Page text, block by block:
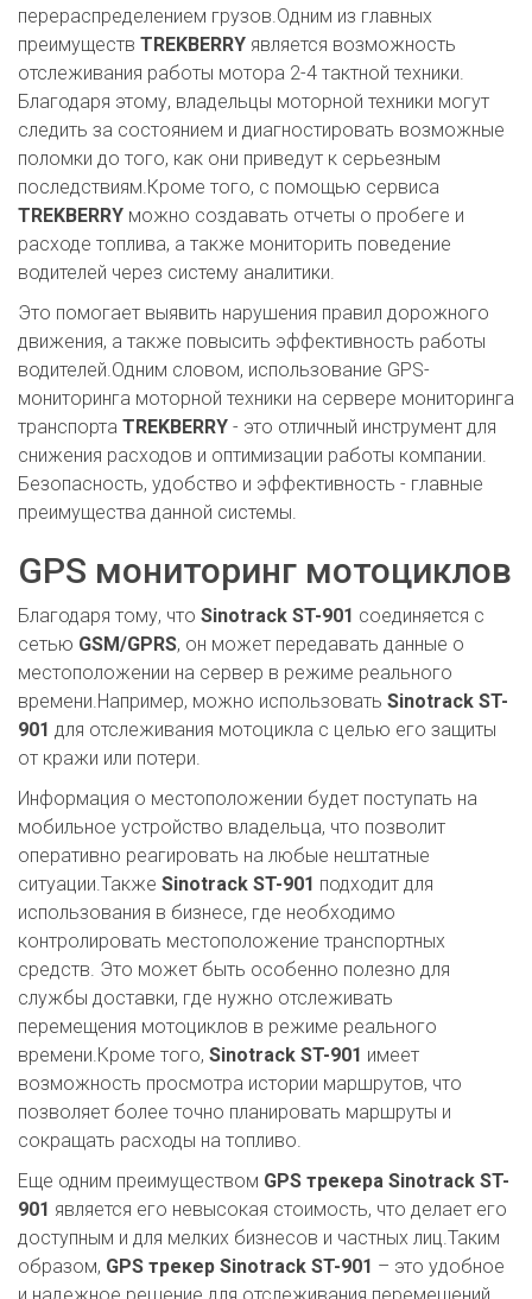
перераспределением грузов.Одним из главных
преимуществ TREKBERRY является возможность
отслеживания работы мотора 2-4 тактной техники.
Благодаря этому, владельцы моторной техники могут
следить за состоянием и диагностировать возможные
поломки до того, как они приведут к серьезным
последствиям.Кроме того, с помощью сервиса
TREKBERRY можно создавать отчеты о пробеге и
расходе топлива, а также мониторить поведение
водителей через систему аналитики.
Это помогает выявить нарушения правил дорожного
движения, а также повысить эффективность работы
водителей.Одним словом, использование GPS-
мониторинга моторной техники на сервере мониторинга
транспорта TREKBERRY - это отличный инструмент для
снижения расходов и оптимизации работы компании.
Безопасность, удобство и эффективность - главные
преимущества данной системы.
GPS мониторинг мотоциклов
Благодаря тому, что Sinotrack ST-901 соединяется с
сетью GSM/GPRS, он может передавать данные о
местоположении на сервер в режиме реального
времени.Например, можно использовать Sinotrack ST-
901 для отслеживания мотоцикла с целью его защиты
от кражи или потери.
Информация о местоположении будет поступать на
мобильное устройство владельца, что позволит
оперативно реагировать на любые нештатные
ситуации.Также Sinotrack ST-901 подходит для
использования в бизнесе, где необходимо
контролировать местоположение транспортных
средств. Это может быть особенно полезно для
службы доставки, где нужно отслеживать
перемещения мотоциклов в режиме реального
времени.Кроме того, Sinotrack ST-901 имеет
возможность просмотра истории маршрутов, что
позволяет более точно планировать маршруты и
сокращать расходы на топливо.
Еще одним преимуществом GPS трекера Sinotrack ST-
901 является его невысокая стоимость, что делает его
доступным и для мелких бизнесов и частных лиц.Таким
образом, GPS трекер Sinotrack ST-901 – это удобное